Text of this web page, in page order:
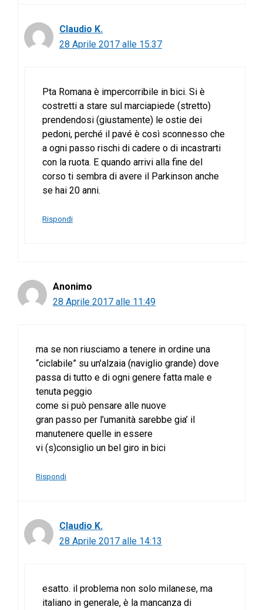
Claudio K.
28 Aprile 2017 alle 15:37
Pta Romana è impercorribile in bici. Si è
costretti a stare sul marciapiede (stretto)
prendendosi (giustamente) le ostie dei
pedoni, perché il pavé è così sconnesso che
a ogni passo rischi di cadere o di incastrarti
con la ruota. E quando arrivi alla fine del
corso ti sembra di avere il Parkinson anche
se hai 20 anni.
Rispondi
Anonimo
28 Aprile 2017 alle 11:49
ma se non riusciamo a tenere in ordine una
“ciclabile” su un’alzaia (naviglio grande) dove
passa di tutto e di ogni genere fatta male e
tenuta peggio
come si può pensare alle nuove
gran passo per l’umanità sarebbe gia’ il
manutenere quelle in essere
vi (s)consiglio un bel giro in bici
Rispondi
Claudio K.
28 Aprile 2017 alle 14:13
esatto. il problema non solo milanese, ma
italiano in generale, è la mancanza di